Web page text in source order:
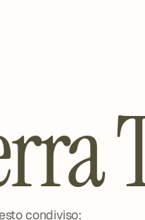
condiviso: